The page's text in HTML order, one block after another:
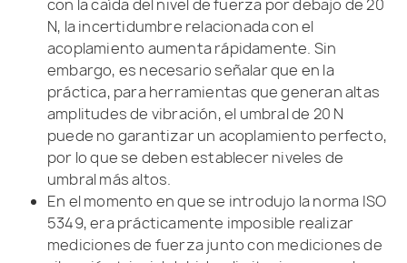
con la caída del nivel de fuerza por debajo de 20
N, la incertidumbre relacionada con el
acoplamiento aumenta rápidamente. Sin
embargo, es necesario señalar que en la
práctica, para herramientas que generan altas
amplitudes de vibración, el umbral de 20 N
puede no garantizar un acoplamiento perfecto,
por lo que se deben establecer niveles de
umbral más altos.
En el momento en que se introdujo la norma ISO
5349, era prácticamente imposible realizar
mediciones de fuerza junto con mediciones de